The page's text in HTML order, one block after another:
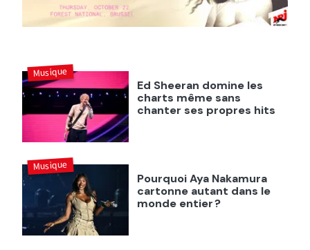
Ed Sheeran domine les
charts même sans
chanter ses propres hits
Musique
Pourquoi Aya Nakamura
cartonne autant dans le
monde entier ?
Musique